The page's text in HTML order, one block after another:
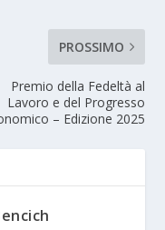
PROSSIMO
Premio della Fedeltà al
Lavoro e del Progresso
– Edizione 2025